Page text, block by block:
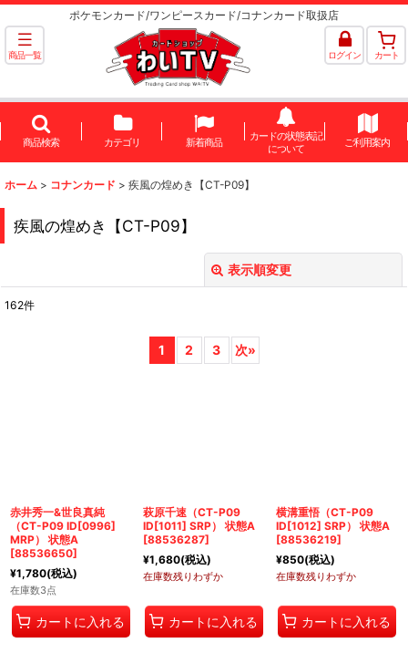
ポケモンカード/ワンピースカード/コナンカード取扱店
商品一覧 ログイン カート
商品検索 カテゴリ 新着商品
カードの状態表記
について
ご利用案内
ホーム > コナンカード > 疾風の煌めき【CT-P09】
疾風の煌めき【CT-P09】
表示順変更
162件
1 2 3 次»
赤井秀一&世良真純
（CT-P09 ID[0996]
MRP） 状態A
[88536650]
¥1,780(税込)
在庫数3点
カートに入れる
萩原千速（CT-P09
ID[1011] SRP） 状態A
[88536287]
¥1,680(税込)
在庫数残りわずか
カートに入れる
横溝重悟（CT-P09
ID[1012] SRP） 状態A
[88536219]
¥850(税込)
在庫数残りわずか
カートに入れる